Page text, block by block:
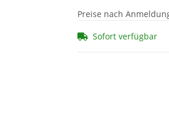
Preise nach
Sofort verfügbar